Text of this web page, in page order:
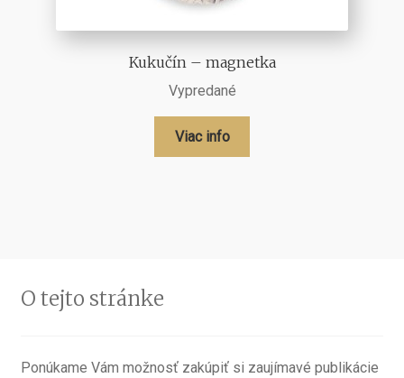
Kukučín – magnetka
Vypredané
Viac info
O tejto stránke
Ponúkame Vám možnosť zakúpiť si zaujímavé publikácie